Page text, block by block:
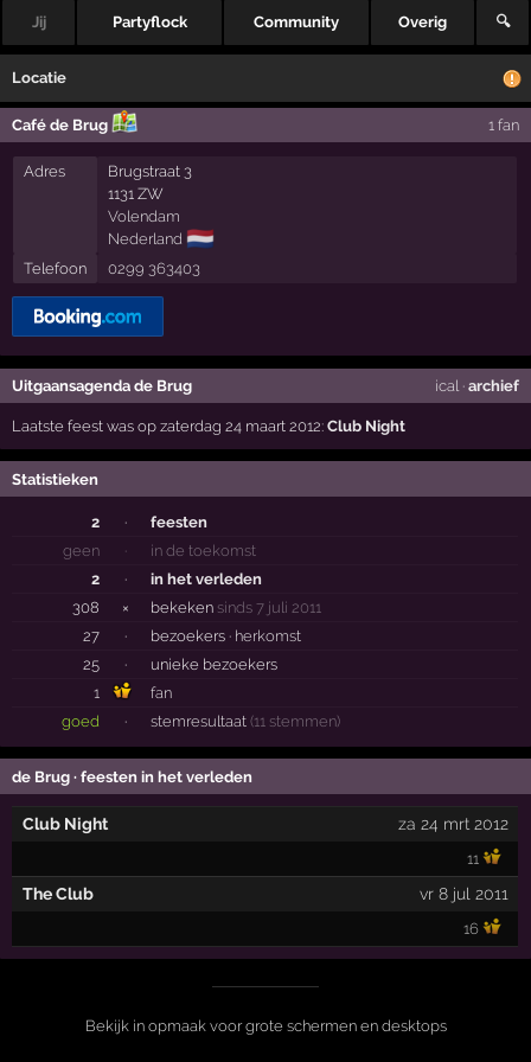
Jij Partyflock Community Overig 🔍
Locatie
Café de Brug 1 fan
Adres
Brugstraat 3
1131 ZW
Volendam
Nederland 🇳🇱
Telefoon 0299 363403
Uitgaansagenda de Brug ical · archief
Laatste feest was op zaterdag 24 maart 2012:Club Night
Statistieken
2 ·
feesten
geen
·
in de toekomst
2
·
in het verleden
308
× bekeken sinds 7 juli 2011
27
· bezoekers · herkomst
25
·
unieke bezoekers
1
fan
goed
· stemresultaat (11 stemmen)
de Brug · feesten in het verleden
Club Night za 24 mrt 2012
11
The Club vr 8 jul 2011
16
Bekijk in opmaak voor grote schermen en desktops